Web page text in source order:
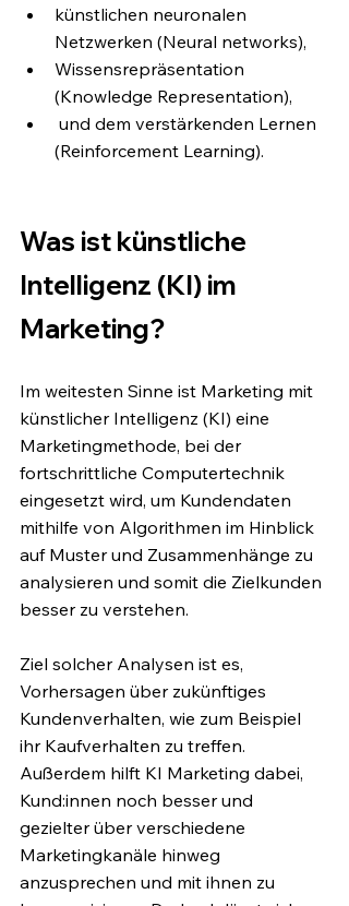
künstlichen neuronalen
Netzwerken (Neural networks),
Wissensrepräsentation
(Knowledge Representation),
und dem verstärkenden Lernen
(Reinforcement Learning).
Was ist künstliche
Intelligenz (KI) im
Marketing?
Im weitesten Sinne ist Marketing mit
künstlicher Intelligenz (KI) eine
Marketingmethode, bei der
fortschrittliche Computertechnik
eingesetzt wird, um Kundendaten
mithilfe von Algorithmen im Hinblick
auf Muster und Zusammenhänge zu
analysieren und somit die Zielkunden
besser zu verstehen.
Ziel solcher Analysen ist es,
Vorhersagen über zukünftiges
Kundenverhalten, wie zum Beispiel
ihr Kaufverhalten zu treffen.
Außerdem hilft KI Marketing dabei,
Kund:innen noch besser und
gezielter über verschiedene
Marketingkanäle hinweg
anzusprechen und mit ihnen zu